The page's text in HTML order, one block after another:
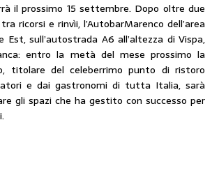
il prossimo 15 settembre. Dopo oltre due
ricorsi e rinvìi, l’AutobarMarenco dell’area
Est, sull’autostrada A6 all’altezza di Vispa,
entro la metà del mese prossimo la
titolare del celeberrimo punto di ristoro
e dai gastronomi di tutta Italia, sarà
gli spazi che ha gestito con successo per